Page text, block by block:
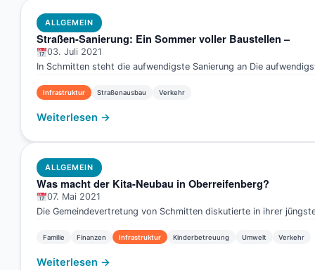
ALLGEMEIN
Straßen-Sanierung: Ein Sommer voller Baustellen –
03. Juli 2021
In Schmitten steht die aufwendigste Sanierung an Die
Infrastruktur Straßenausbau Verkehr
Weiterlesen →
ALLGEMEIN
Was macht der Kita-Neubau in Oberreifenberg?
07. Mai 2021
Die Gemeindevertretung von Schmitten diskutierte in ihrer
Familie Finanzen Infrastruktur Kinderbetreuung Umwelt Verkehr
Weiterlesen →